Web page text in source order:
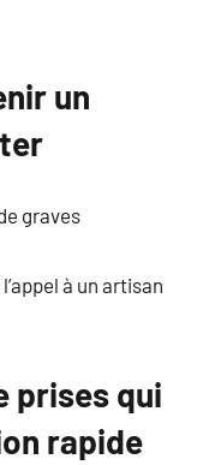
un
graves
à un artisan
prises qui
rapide